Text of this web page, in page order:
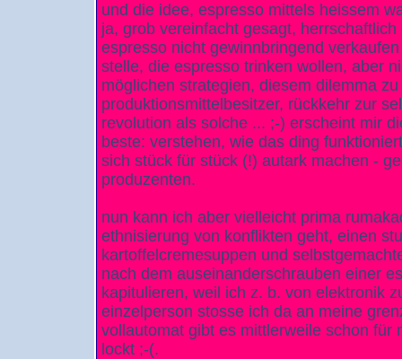
und die idee, espresso mittels heissem
ja, grob vereinfacht gesagt,
espresso nicht gewinnbringend
stelle, die espresso trinken wollen, aber
möglichen strategien, diesem dilemma
produktionsmittelbesitzer, rückkehr zur
revolution als solche ... ;-) erscheint mir
beste: verstehen, wie das ding
sich stück für stück (!) autark machen -
produzenten.
nun kann ich aber vielleicht prima
ethnisierung von konflikten geht, einen
kartoffelcremesuppen und
nach dem auseinanderschrauben einer
kapitulieren, weil ich z. b. von elektronik
einzelperson stosse ich da an meine
vollautomat gibt es mittlerweile schon für
lockt ;-(.